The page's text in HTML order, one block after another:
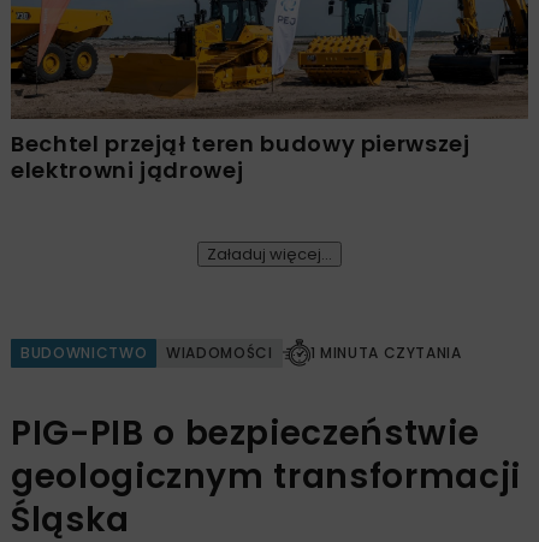
Bechtel przejął teren budowy pierwszej
elektrowni jądrowej
Załaduj więcej...
BUDOWNICTWO WIADOMOŚCI 1 MINUTA CZYTANIA
PIG-PIB o bezpieczeństwie
geologicznym transformacji
Śląska